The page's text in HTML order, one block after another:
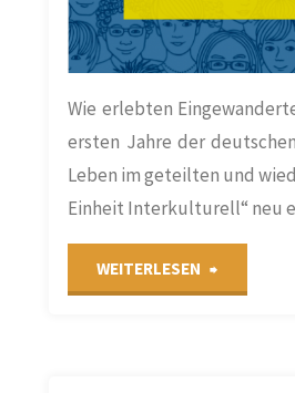
Wie erlebten
ersten Jahre der
Leben im geteilten und
Einheit Interkulturell“ neu
WEITERLESEN